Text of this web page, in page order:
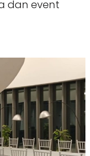
dan event